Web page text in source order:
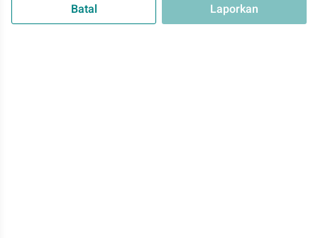
Batal Laporkan